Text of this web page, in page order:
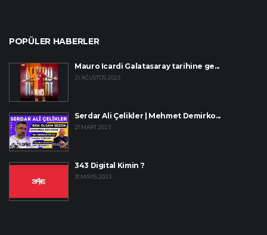
POPÜLER HABERLER
Mauro Icardi Galatasaray tarihine ge...
21 AĞUSTOS 2023
Serdar Ali Çelikler | Mehmet Demirko...
21 MART 2023
343 Digital Kimin ?
31 MAYIS 2023